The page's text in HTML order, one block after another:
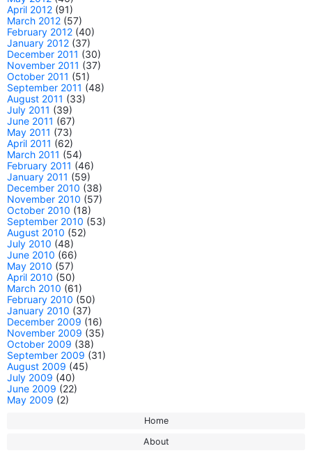
April 2012 (91)
March 2012 (57)
February 2012 (40)
January 2012 (37)
December 2011 (30)
November 2011 (37)
October 2011 (51)
September 2011 (48)
August 2011 (33)
July 2011 (39)
June 2011 (67)
May 2011 (73)
April 2011 (62)
March 2011 (54)
February 2011 (46)
January 2011 (59)
December 2010 (38)
November 2010 (57)
October 2010 (18)
September 2010 (53)
August 2010 (52)
July 2010 (48)
June 2010 (66)
May 2010 (57)
April 2010 (50)
March 2010 (61)
February 2010 (50)
January 2010 (37)
December 2009 (16)
November 2009 (35)
October 2009 (38)
September 2009 (31)
August 2009 (45)
July 2009 (40)
June 2009 (22)
May 2009 (2)
Home
About